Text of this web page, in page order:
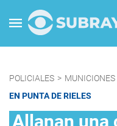
POLICIALES > MUNICIONES
EN PUNTA DE RIELES
Allanan una